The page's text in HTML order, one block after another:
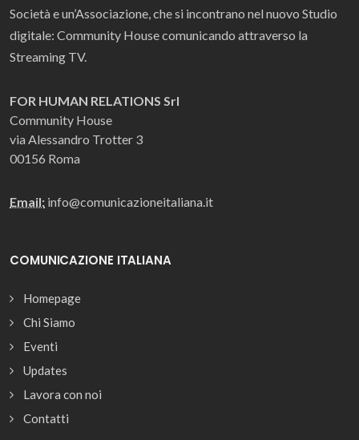
Società e un’Associazione, che si incontrano nel nuovo Studio
digitale: Community House comunicando attraverso la
Streaming TV.
FOR HUMAN RELATIONS Srl
Community House
via Alessandro Trotter 3
00156 Roma
Email: info@comunicazioneitaliana.it
COMUNICAZIONE ITALIANA
Homepage
Chi Siamo
Eventi
Updates
Lavora con noi
Contatti